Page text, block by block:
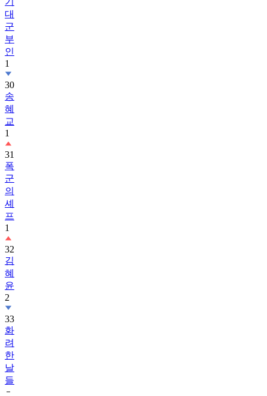
대
군
부
인
1
30
송
혜
교
1
31
폭
군
의
셰
프
1
32
김
혜
윤
2
33
화
려
한
날
들